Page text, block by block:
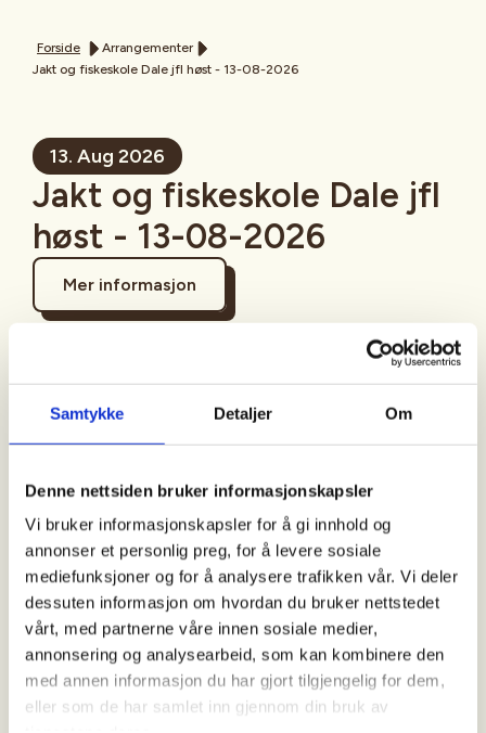
Samtykke Detaljer Om
Denne nettsiden bruker informasjonskapsler
Vi bruker informasjonskapsler for å gi innhold og
annonser et personlig preg, for å levere sosiale
mediefunksjoner og for å analysere trafikken vår. Vi deler
dessuten informasjon om hvordan du bruker nettstedet
vårt, med partnerne våre innen sosiale medier,
annonsering og analysearbeid, som kan kombinere den
med annen informasjon du har gjort tilgjengelig for dem,
eller som de har samlet inn gjennom din bruk av
Forside
Arrangementer
Jakt og fiskeskole Dale jfl høst - 13-08-2026
13. Aug 2026
Jakt og fiskeskole Dale jfl
høst - 13-08-2026
Mer informasjon
Sted
Tid
13. Aug 2026
Kl. 18.00 - 20.00
Arrangør
Dale JFL